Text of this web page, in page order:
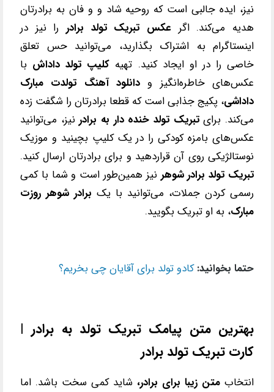
نیز، ایده جالبی است که روحیه شاد و و فان به برادرتان
هدیه می‌کند. اگر عکس تبریک تولد برادر را نیز در
اینستاگرام به اشتراک بگذارید، می‌توانید حس تعلق
خاصی را در او ایجاد کنید. تهیه کلیپ تولد داداش با
عکس‌های خاطره‌انگیز و دانلود آهنگ تولدت مبارک
داداشی، پکیج جذابی است که قطعا برادرتان را شگفت زده
می‌کند. برایتبریک تولد خنده دار به برادر نیز، می‌توانید
عکس‌های بامزه کودکی را در یک کلیپ بچینید و موزیک
نوستالژیکی روی آن قراردهید و برای برادرتان ارسال کنید.
تبریک تولد برادر شوهر نیز همین‌طور است و شما با کمی
رسمی کردن جملات، می‌توانید با یک برادر شوهر روزت
مبارک، به او تبریک بگویید.
حتما بخوانید:کادو تولد برای آقایان چی بخریم؟
بهترین متن پیامک تبریک تولد به برادر |
کارت تبریک تولد برادر
انتخاب متن زیبا برای برادر، شاید کمی سخت باشد. اما